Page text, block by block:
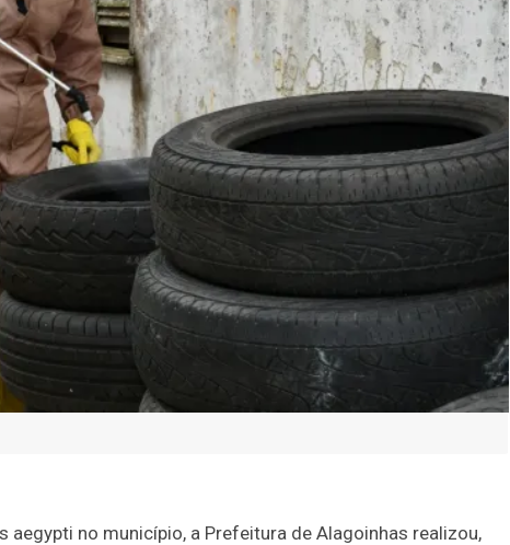
no município, a Prefeitura de Alagoinhas realizou,